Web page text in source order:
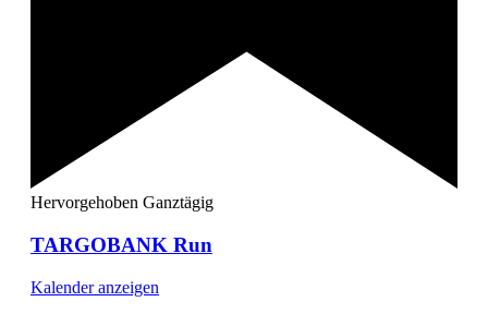
Hervorgehoben Ganztägig
TARGOBANK Run
Kalender anzeigen